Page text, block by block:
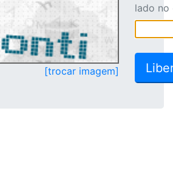
[trocar imagem]
lado no